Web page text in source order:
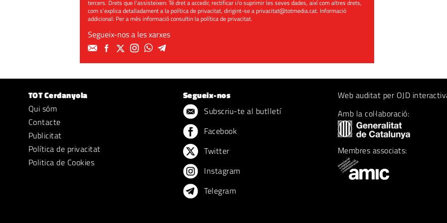
tercers. Drets que l'assisteixen: Té dret a accedir, rectificar i/o suprimir les seves dades, així com altres drets,
com s'explica detalladament a la política de privacitat, dirigint-se aprivacitat@totmedia.cat. Informació
addicional: Per a més informació consultin lapolítica de privacitat.
Segueix-nos a les xarxes
TOT Cerdanyola
Qui sóm
Contacte
Publicitat
Política de privacitat
Politica de Cookies
Segueix-nos
Subscriu-te al butlletí
Facebook
Twitter
Instagram
Telegram
Web auditat per OJD
Amb la col·laboració:
Membres associats: